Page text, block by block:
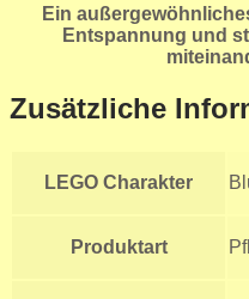
Ein
Entspannung und
Zusätzliche
LEGO Charakter
Produktart